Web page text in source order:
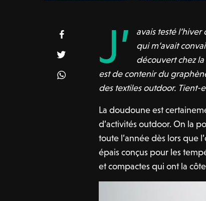
J’ avais testé
qui m’avait
découvert chez
est de contenir du
des textiles outdoor. Tient-
La doudoune est
d’activités outdoor. On la
toute l’année dès lors que
épais conçus pour les
et compactes qui ont la